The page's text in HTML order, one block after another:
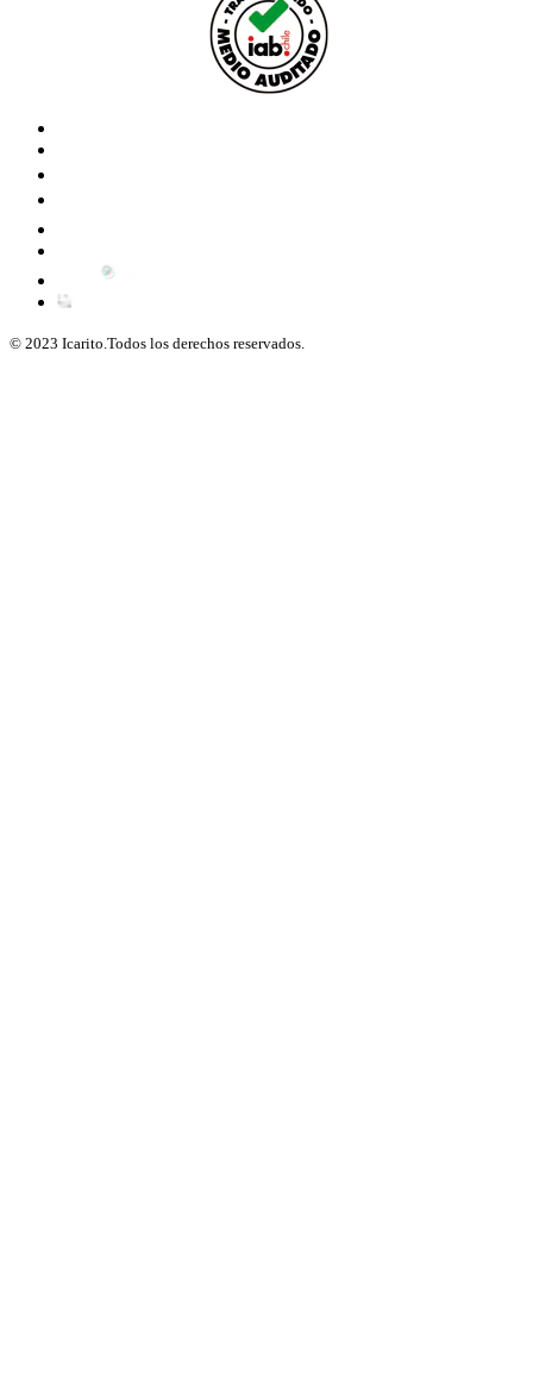
© 2023 Icarito.Todos los derechos reservados.